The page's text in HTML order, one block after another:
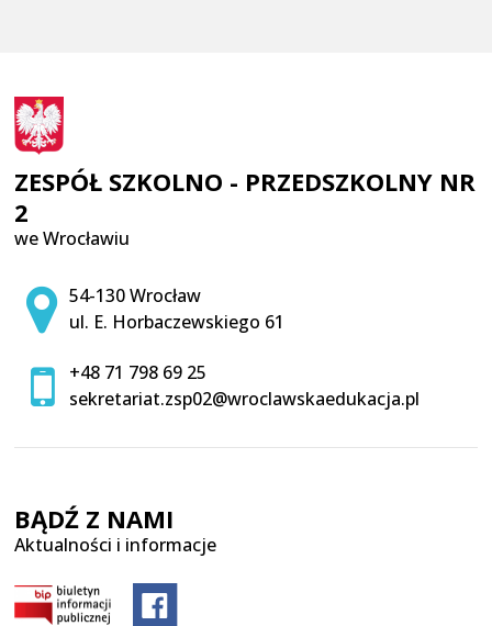
ZESPÓŁ SZKOLNO - PRZEDSZKOLNY NR
2
we Wrocławiu
Adres pocztowy:
54-130 Wrocław
ul. E. Horbaczewskiego 61
+48 71 798 69 25
sekretariat.zsp02@wroclawskaedukacja.pl
BĄDŹ Z NAMI
Aktualności i informacje